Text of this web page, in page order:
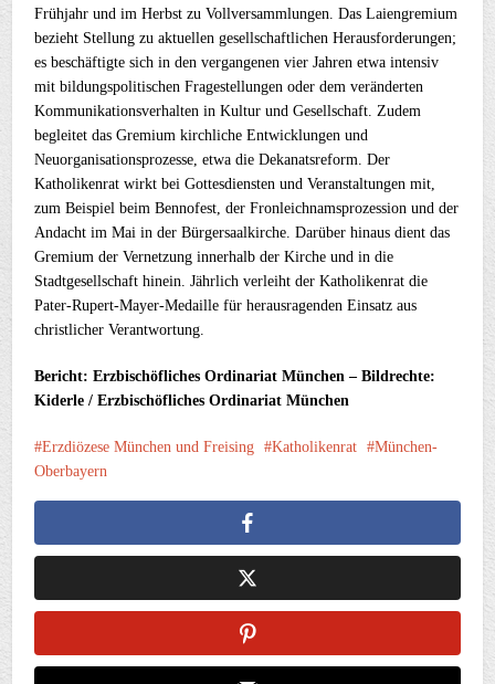
Frühjahr und im Herbst zu Vollversammlungen. Das Laiengremium
bezieht Stellung zu aktuellen gesellschaftlichen Herausforderungen;
es beschäftigte sich in den vergangenen vier Jahren etwa intensiv
mit bildungspolitischen Fragestellungen oder dem veränderten
Kommunikationsverhalten in Kultur und Gesellschaft. Zudem
begleitet das Gremium kirchliche Entwicklungen und
Neuorganisationsprozesse, etwa die Dekanatsreform. Der
Katholikenrat wirkt bei Gottesdiensten und Veranstaltungen mit,
zum Beispiel beim Bennofest, der Fronleichnamsprozession und der
Andacht im Mai in der Bürgersaalkirche. Darüber hinaus dient das
Gremium der Vernetzung innerhalb der Kirche und in die
Stadtgesellschaft hinein. Jährlich verleiht der Katholikenrat die
Pater-Rupert-Mayer-Medaille für herausragenden Einsatz aus
christlicher Verantwortung.
Bericht: Erzbischöfliches Ordinariat München – Bildrechte:
Kiderle / Erzbischöfliches Ordinariat München
Erzdiözese München und Freising Katholikenrat
München-
Oberbayern